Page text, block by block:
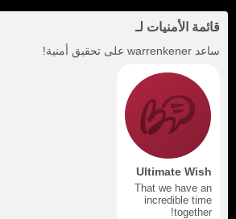
قائمة الأمنيات لـ
ساعد warrenkener على تحقيق أمنية!
Ultimate Wish
That we have an
incredible time
together!